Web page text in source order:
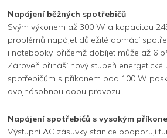
Napájení běžných spotřebičů
Svým výkonem až 300 W a kapacitou
problémů napájet důležité domácí
i notebooky, přičemž dobíjet může až 6
Zároveň přináší nový stupeň energetické
spotřebičům s příkonem pod 100 W
dvojnásobnou dobu provozu.
Napájení spotřebičů s vysokým
Výstupní AC zásuvky stanice podporují